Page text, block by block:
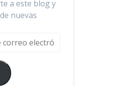
a este blog y
nuevas